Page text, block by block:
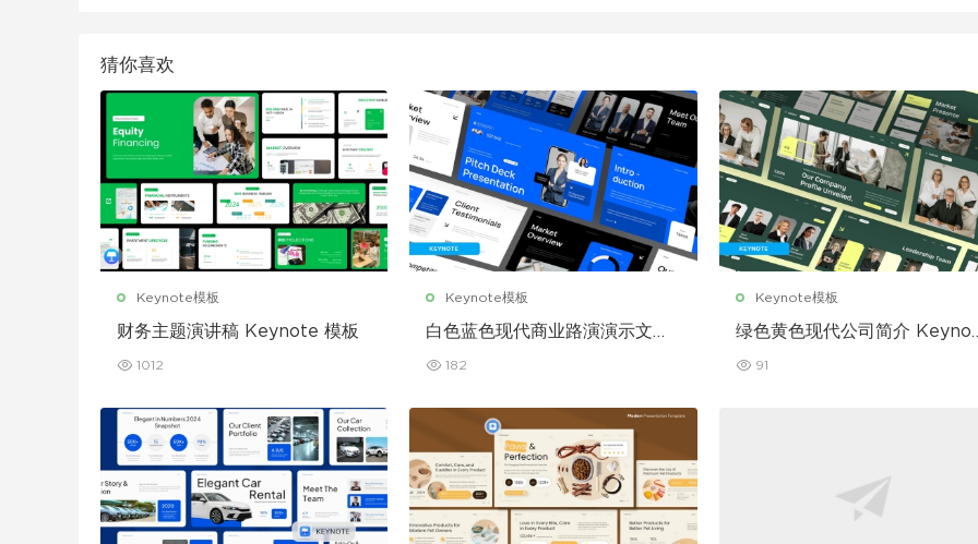
猜你喜欢
Keynote模板
财务主题演讲稿 Keynote 模板
1012
Keynote模板
白色蓝色现代商业路演演示文稿
182
Keynote模板
绿色黄色现代公司简介
91